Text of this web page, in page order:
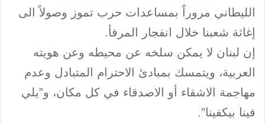
الليطاني مروراً بمساعدات حرب تموز وصولاً الى
إغاثة شعبنا خلال انفجار المرفأ.
إن لبنان لا يمكن سلخه عن محيطه وعن هويته
العربية، ويتمسك بمبادئ الاحترام المتبادل وعدم
مهاجمة الاشقاء أو الاصدقاء في كل مكان، و”يلي
فينا بيكفينا”.